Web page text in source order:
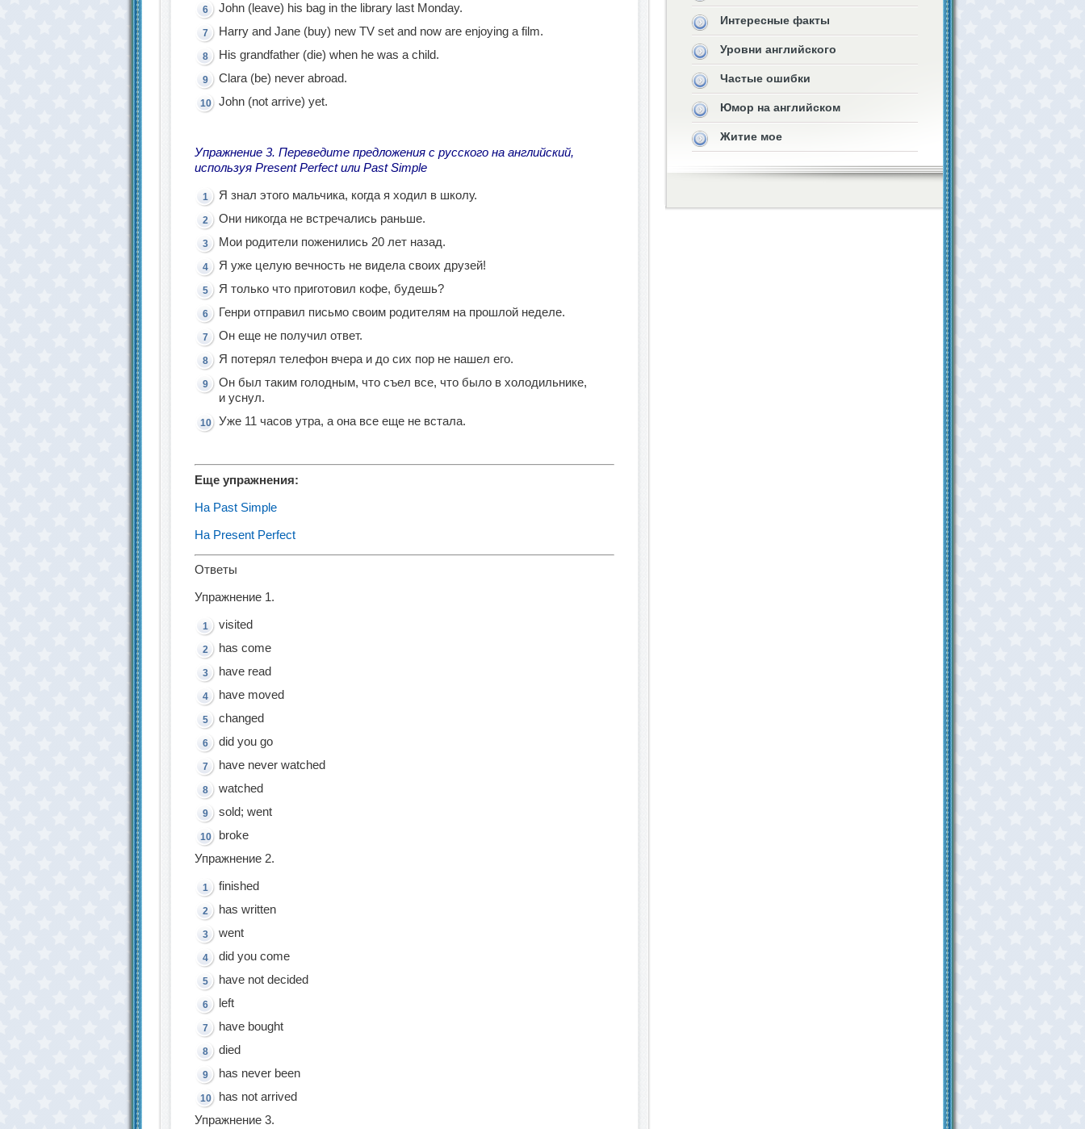
John (leave) his bag in the library last Monday.
Harry and Jane (buy) new TV set and now are enjoying a film.
His grandfather (die) when he was a child.
Clara (be) never abroad.
John (not arrive) yet.
Упражнение 3. Переведите предложения с русского на английский,
используя Present Perfect или Past Simple
Я знал этого мальчика, когда я ходил в школу.
Они никогда не встречались раньше.
Мои родители поженились 20 лет назад.
Я уже целую вечность не видела своих друзей!
Я только что приготовил кофе, будешь?
Генри отправил письмо своим родителям на прошлой неделе.
Он еще не получил ответ.
Я потерял телефон вчера и до сих пор не нашел его.
Он был таким голодным, что съел все, что было в холодильнике,
и уснул.
Уже 11 часов утра, а она все еще не встала.
Еще упражнения:
На Past Simple
На Present Perfect
Ответы
Упражнение 1.
visited
has come
have read
have moved
changed
did you go
have never watched
watched
sold; went
broke
Упражнение 2.
finished
has written
went
did you come
have not decided
left
have bought
died
has never been
has not arrived
Упражнение 3.
Интересные факты
Уровни английского
Частые ошибки
Юмор на английском
Житие мое